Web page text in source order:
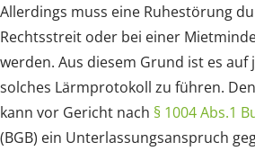
Allerdings muss eine Ruhestörung
Rechtsstreit oder bei einer
werden. Aus diesem Grund ist es auf
solches Lärmprotokoll zu führen.
kann vor Gericht nach § 1004 Abs.1
(BGB) ein Unterlassungsanspruch